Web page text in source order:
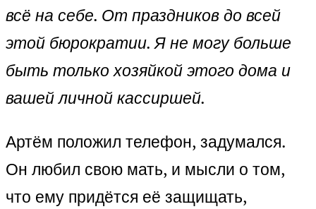
всё на себе. От праздников до всей
этой бюрократии. Я не могу больше
быть только хозяйкой этого дома и
вашей личной кассиршей.
Артём положил телефон, задумался.
Он любил свою мать, и мысли о том,
что ему придётся её защищать,